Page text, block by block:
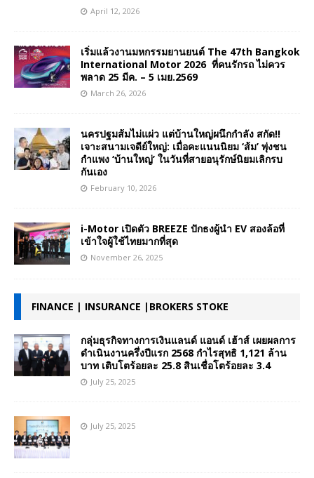
April 12, 2026
เริ่มแล้วงานมหกรรมยานยนต์ The 47th Bangkok
International Motor 2026 ที่คนรักรถ ไม่ควร
พลาด 25 มีค. – 5 เมย.2569
March 26, 2026
นครปฐมส้มไม่แผ่ว แต่บ้านใหญ่ผนึกกำลัง สกัด!!
เจาะสนามเจดีย์ใหญ่: เมื่อคะแนนนิยม ‘ส้ม’ พุ่งชน
กำแพง ‘บ้านใหญ่’ ในวันที่สายอนุรักษ์นิยมเลิกรบ
กันเอง
February 10, 2026
i-Motor เปิดตัว BREEZE ปักธงผู้นำ EV สองล้อที่
เข้าใจผู้ใช้ไทยมากที่สุด
November 26, 2025
FINANCE | INSURANCE |BROKERS STOKE
กลุ่มธุรกิจทางการเงินแลนด์ แอนด์ เฮ้าส์ เผยผลการ
ดำเนินงานครึ่งปีแรก 2568 กำไรสุทธิ 1,121 ล้าน
บาท เติบโตร้อยละ 25.8 สินเชื่อโตร้อยละ 3.4
July 25, 2025
July 25, 2025